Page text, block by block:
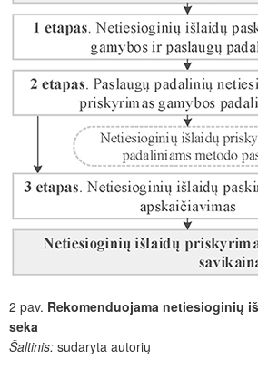
2 pav. Rekomenduojama netiesioginių
seka
Šaltinis: sudaryta autorių